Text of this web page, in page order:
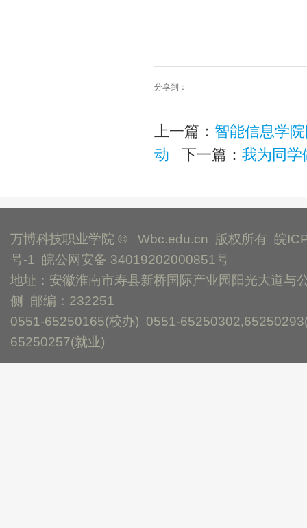
分享到：
上一篇： 智能信息学
动 下一篇：我为同学
万博科技职业学院 © Wbc.edu.cn 版权所有 皖
号-1
皖公网安备 34019202000851号
地址：安徽淮南市寿县新桥国际产业园阳光大道与
侧 邮编：232251
0551-65250165(校办) 0551-
65250257(就业)